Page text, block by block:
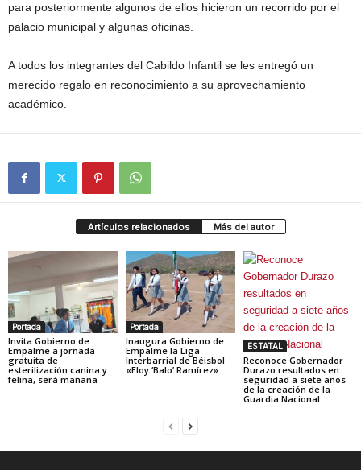
para posteriormente algunos de ellos hicieron un recorrido por el
palacio municipal y algunas oficinas.
A todos los integrantes del Cabildo Infantil se les entregó un
merecido regalo en reconocimiento a su aprovechamiento
académico.
Artículos relacionados Más del autor
Portada
Invita Gobierno de
Empalme a jornada
gratuita de
esterilización canina y
felina, será mañana
Portada
Inaugura Gobierno de
Empalme la Liga
Interbarrial de Béisbol
«Eloy ‘Balo’ Ramírez»
ESTATAL
Reconoce Gobernador
Durazo resultados en
seguridad a siete años
de la creación de la
Guardia Nacional